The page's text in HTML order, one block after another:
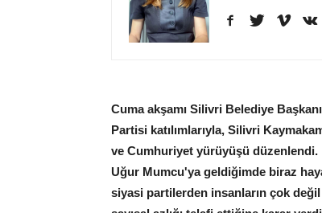
Cuma akşamı Silivri Belediye
Partisi katılımlarıyla, Silivri
ve Cumhuriyet yürüyüşü düzenlendi.
Uğur Mumcu'ya geldiğimde biraz
siyasi partilerden insanların çok